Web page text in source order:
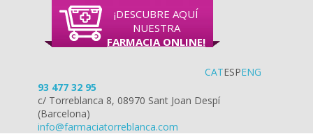
¡DESCUBRE AQUÍ
NUESTRA
FARMACIA ONLINE!
CATESPENG
93 477 32 95
c/ Torreblanca 8, 08970 Sant Joan Despí
(Barcelona)
info@farmaciatorreblanca.com